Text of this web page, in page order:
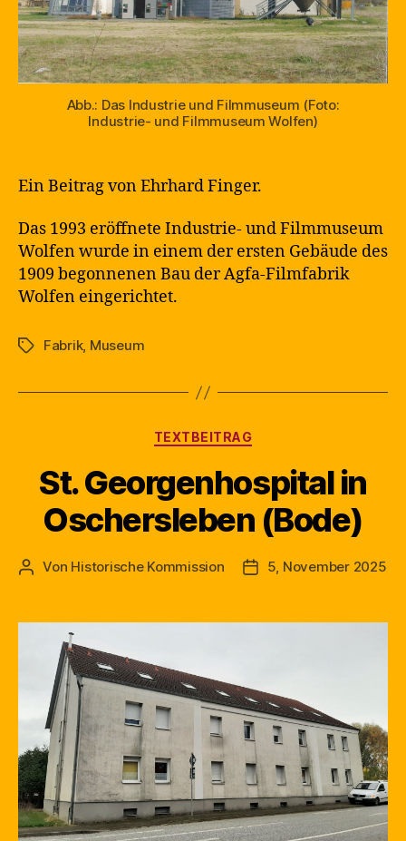
Abb.: Das Industrie und Filmmuseum (Foto:
Industrie- und Filmmuseum Wolfen)
Ein Beitrag von Ehrhard Finger.
Das 1993 eröffnete Industrie- und Filmmuseum
Wolfen wurde in einem der ersten Gebäude des
1909 begonnenen Bau der Agfa-Filmfabrik
Wolfen eingerichtet.
Schlagwörter
Fabrik, Museum
Kategorien
TEXTBEITRAG
St. Georgenhospital in
Oschersleben (Bode)
Beitragsautor
Von Historische Kommission Beitragsdatum
5, November 2025